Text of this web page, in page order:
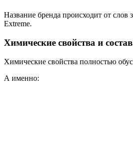
Название бренда происходит от
Extreme.
Химические свойства и состав
Химические свойства полностью
А именно: